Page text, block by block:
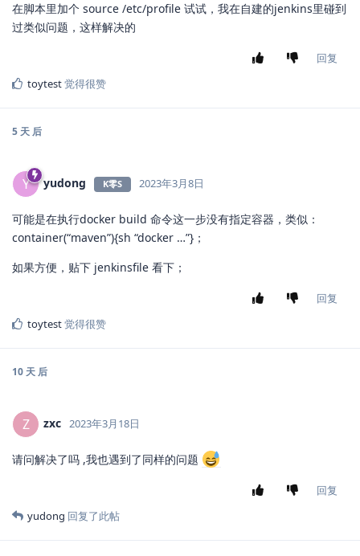
在脚本里加个 source /etc/profile 试试，我在自建的jenkins里碰到
过类似问题，这样解决的
回复
toytest觉得很赞
5 天后
Y yudong K零S 2023年3月8日
可能是在执行docker build 命令这一步没有指定容器，类似：
container(“maven”){sh “docker …”}；
如果方便，贴下 jenkinsfile 看下；
回复
toytest觉得很赞
10 天后
Z zxc 2023年3月18日
请问解决了吗 ,我也遇到了同样的问题
回复
yudong 回复了此帖